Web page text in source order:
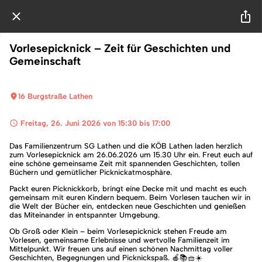
Vorlesepicknick – Zeit für Geschichten und
Gemeinschaft
16 Burgstraße Lathen
Freitag, 26. Juni 2026 von 15:30 bis 17:00
Das Familienzentrum SG Lathen und die KÖB Lathen laden herzlich
zum Vorlesepicknick am 26.06.2026 um 15.30 Uhr ein. Freut euch auf
eine schöne gemeinsame Zeit mit spannenden Geschichten, tollen
Büchern und gemütlicher Picknickatmosphäre.
Packt euren Picknickkorb, bringt eine Decke mit und macht es euch
gemeinsam mit euren Kindern bequem. Beim Vorlesen tauchen wir in
die Welt der Bücher ein, entdecken neue Geschichten und genießen
das Miteinander in entspannter Umgebung.
Ob Groß oder Klein – beim Vorlesepicknick stehen Freude am
Vorlesen, gemeinsame Erlebnisse und wertvolle Familienzeit im
Mittelpunkt. Wir freuen uns auf einen schönen Nachmittag voller
Geschichten, Begegnungen und Picknickspaß. 🍎📚🧺☀️